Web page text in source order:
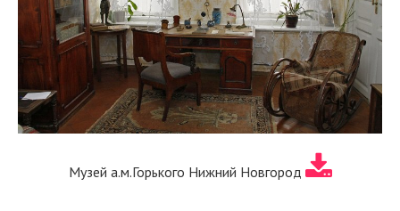
Музей а.м.Горького Нижний Новгород